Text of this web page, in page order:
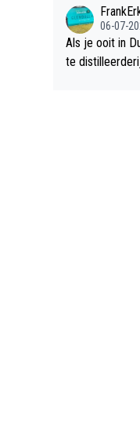
06-07-
Als je ooit in
te distilleerderij in